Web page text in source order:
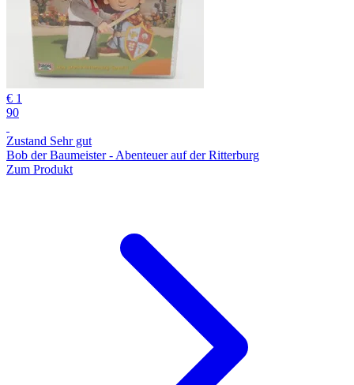
€ 1
90
Zustand Sehr gut
Bob der Baumeister - Abenteuer auf der Ritterburg
Zum Produkt